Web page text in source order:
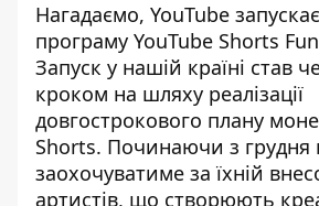
Нагадаємо, YouTube
програму YouTube Shorts
Запуск у нашій країні став
кроком на шляху реалізації
довгострокового плану
Shorts. Починаючи з грудня
заохочуватиме за їхній
артистів, що створюють